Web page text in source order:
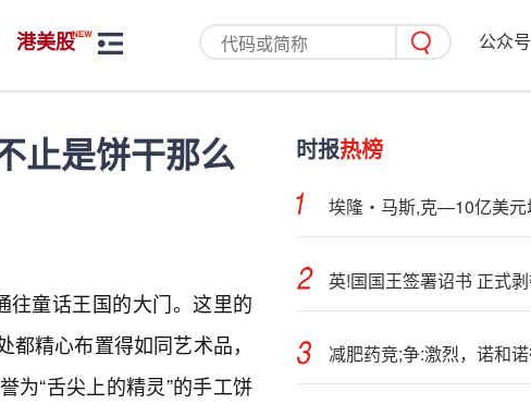
港美股 公众号
止是饼干那么
往童话王国的大门。这里的
精心布置得如同艺术品，
为“舌尖上的精灵”的手工饼
时报热榜